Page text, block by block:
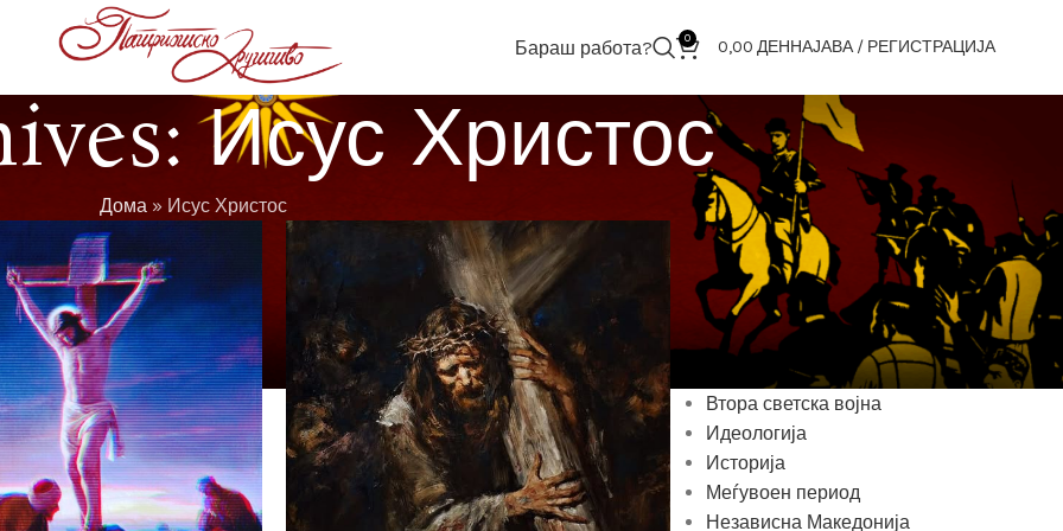
Бараш работа? 0 0,00 ДЕННАЈАВА / РЕГИСТРАЦИЈА
Исус Христос
Дома » Исус Христос
КАТЕГОРИИ
1945-1991
2001
Антика
Втора светска војна
Идеологија
Историја
Меѓувоен период
Независна Македонија